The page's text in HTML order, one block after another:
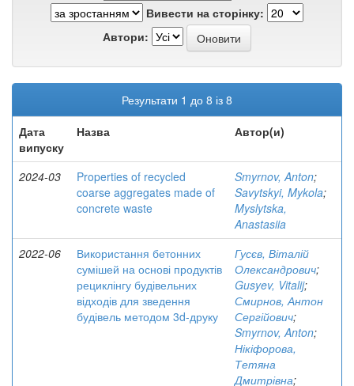
Вивести на сторінку:
Автори:
Результати 1 до 8 із 8
Дата
випуску
Назва Автор(и)
2024-03
Properties of recycled
coarse aggregates made of
concrete waste
Smyrnov, Anton;
Savytskyi, Mykola;
Myslytska,
Anastasiia
2022-06
Використання бетонних
сумішей на основі продуктів
рециклінгу будівельних
відходів для зведення
будівель методом 3d-друку
Гусєв, Віталій
Олександрович;
Gusyev, Vitalij;
Смирнов, Антон
Сергійович;
Smyrnov, Anton;
Нікіфорова,
Тетяна
Дмитрівна;